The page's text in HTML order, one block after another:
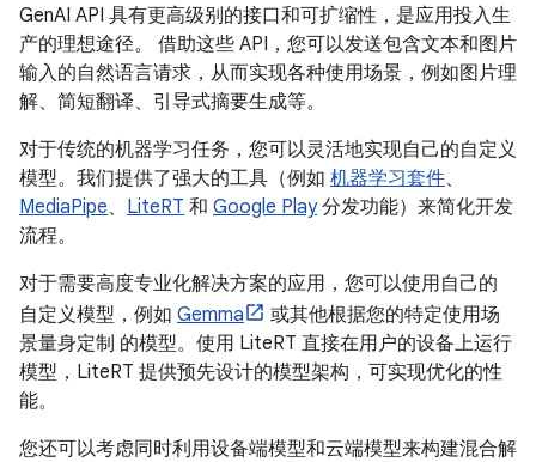
GenAI API 具有更高级别的接口和可扩缩性，是应用投入生
产的理想途径。 借助这些 API，您可以发送包含文本和图片
输入的自然语言请求，从而实现各种使用场景，例如图片理
解、简短翻译、引导式摘要生成等。
对于传统的机器学习任务，您可以灵活地实现自己的自定义
模型。我们提供了强大的工具（例如 机器学习套件、
MediaPipe、 LiteRT 和 Google Play分发功能）来简化开发
流程。
对于需要高度专业化解决方案的应用，您可以使用自己的
自定义模型，例如 Gemma
或其他根据您的特定使用场
景量身定制 的模型。使用 LiteRT 直接在用户的设备上运行
模型，LiteRT 提供预先设计的模型架构，可实现优化的性
能。
您还可以考虑同时利用设备端模型和云端模型来构建混合解